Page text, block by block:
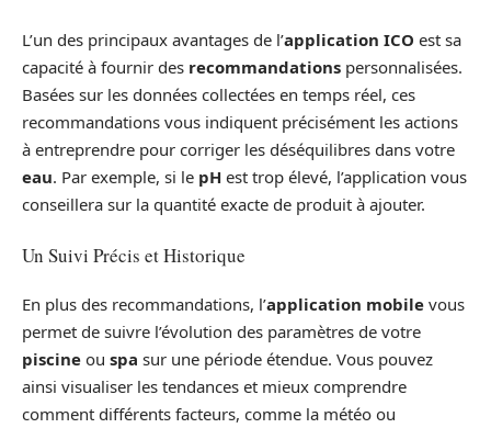
L’un des principaux avantages de l’application ICO est sa
capacité à fournir des recommandations personnalisées.
Basées sur les données collectées en temps réel, ces
recommandations vous indiquent précisément les actions
à entreprendre pour corriger les déséquilibres dans votre
eau. Par exemple, si le pH est trop élevé, l’application vous
conseillera sur la quantité exacte de produit à ajouter.
Un Suivi Précis et Historique
En plus des recommandations, l’application mobile vous
permet de suivre l’évolution des paramètres de votre
piscine ou spa sur une période étendue. Vous pouvez
ainsi visualiser les tendances et mieux comprendre
comment différents facteurs, comme la météo ou